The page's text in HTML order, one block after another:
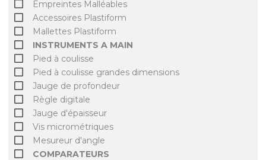
Empreintes Malléables
Accessoires Plastiform
Mallettes Plastiform
INSTRUMENTS A MAIN
Pied à coulisse
Pied à coulisse grandes dimensions
Jauge de profondeur
Règle digitale
Jauge d'épaisseur
Vis micrométriques
Mesureur d'angle
COMPARATEURS